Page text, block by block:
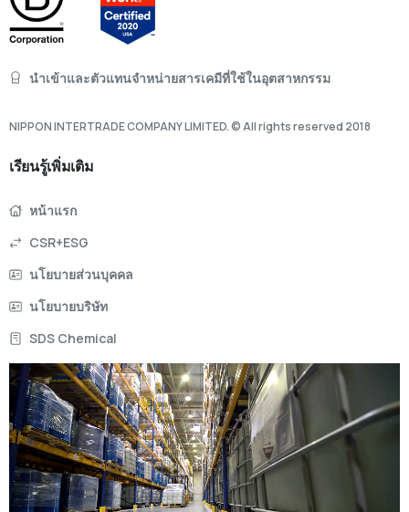
นำเข้าและตัวแทนจำหน่ายสารเคมีที่ใช้ในอุตสาหกรรม
NIPPON INTERTRADE COMPANY LIMITED. © All rights reserved 2018
เรียนรู้เพิ่มเติม
หน้าแรก
CSR+ESG
นโยบายส่วนบุคคล
นโยบายบริษัท
SDS Chemical